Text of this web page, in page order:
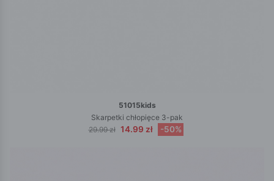
51015kids
Skarpetki chłopięce 3-pak
29.99 zł 14.99 zł -50%